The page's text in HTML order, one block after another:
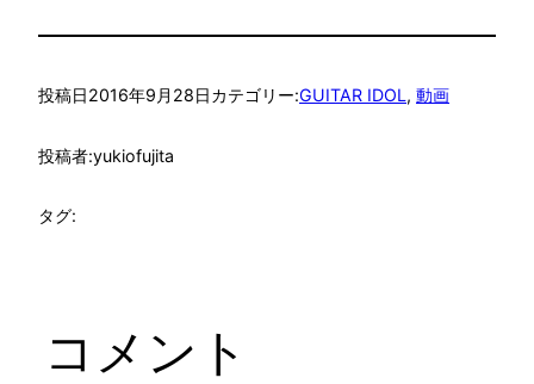
投稿日2016年9月28日カテゴリー:GUITAR IDOL, 動画
投稿者:yukiofujita
タグ:
コメント